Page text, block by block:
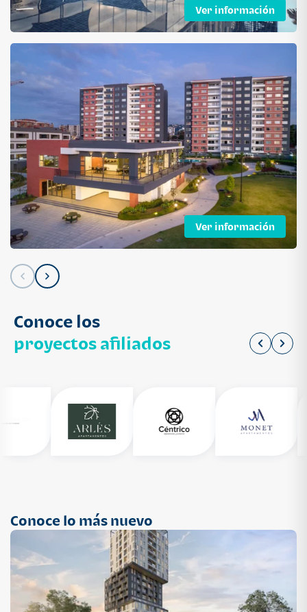
Ver información
Ver información
Conoce los
proyectos afiliados
Conoce lo más nuevo